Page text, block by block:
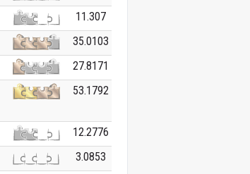
11.307
35.0103
27.8171
53.1792
12.2776
3.0853